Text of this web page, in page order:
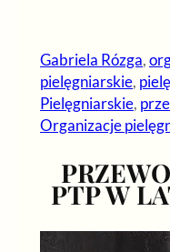
Gabriela Rózga,
pielęgniarskie,
Pielęgniarskie,
Organizacje
PTP W